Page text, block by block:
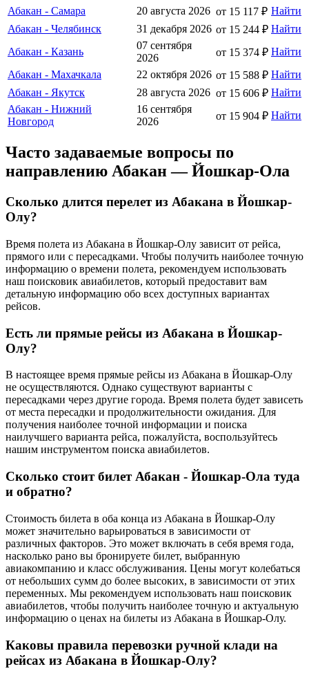
Абакан - Самара
20 августа 2026 от 15 117 ₽ Найти
Абакан - Челябинск
31 декабря 2026 от 15 244 ₽ Найти
Абакан - Казань
07 сентября
2026
от 15 374 ₽ Найти
Абакан - Махачкала
22 октября 2026 от 15 588 ₽ Найти
Абакан - Якутск
28 августа 2026 от 15 606 ₽ Найти
Абакан - Нижний
Новгород
16 сентября
2026
от 15 904 ₽ Найти
Часто задаваемые вопросы по
направлению Абакан — Йошкар-Ола
Сколько длится перелет из Абакана в Йошкар-
Олу?
Время полета из Абакана в Йошкар-Олу зависит от рейса,
прямого или с пересадками. Чтобы получить наиболее точную
информацию о времени полета, рекомендуем использовать
наш поисковик авиабилетов, который предоставит вам
детальную информацию обо всех доступных вариантах
рейсов.
Есть ли прямые рейсы из Абакана в Йошкар-
Олу?
В настоящее время прямые рейсы из Абакана в Йошкар-Олу
не осуществляются. Однако существуют варианты с
пересадками через другие города. Время полета будет зависеть
от места пересадки и продолжительности ожидания. Для
получения наиболее точной информации и поиска
наилучшего варианта рейса, пожалуйста, воспользуйтесь
нашим инструментом поиска авиабилетов.
Сколько стоит билет Абакан - Йошкар-Ола туда
и обратно?
Стоимость билета в оба конца из Абакана в Йошкар-Олу
может значительно варьироваться в зависимости от
различных факторов. Это может включать в себя время года,
насколько рано вы бронируете билет, выбранную
авиакомпанию и класс обслуживания. Цены могут колебаться
от небольших сумм до более высоких, в зависимости от этих
переменных. Мы рекомендуем использовать наш поисковик
авиабилетов, чтобы получить наиболее точную и актуальную
информацию о ценах на билеты из Абакана в Йошкар-Олу.
Каковы правила перевозки ручной клади на
рейсах из Абакана в Йошкар-Олу?